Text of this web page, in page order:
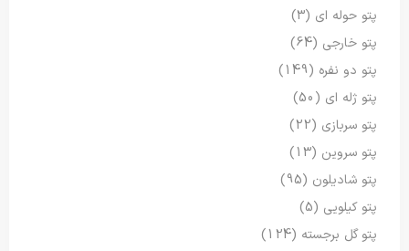
پتو حوله ای (3)
پتو خارجی (64)
پتو دو نفره (149)
پتو ژله ای (50)
پتو سربازی (22)
پتو سروین (13)
پتو شادیلون (95)
پتو کیلویی (5)
پتو گل برجسته (124)